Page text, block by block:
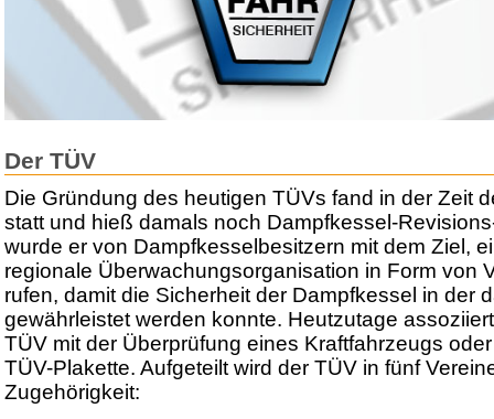
Der TÜV
Die Gründung des heutigen TÜVs fand in der Zeit
statt und hieß damals noch Dampfkessel-
wurde er von Dampfkesselbesitzern mit dem Ziel,
regionale Überwachungsorganisation in Form von
rufen, damit die Sicherheit der Dampfkessel in der
gewährleistet werden konnte. Heutzutage
TÜV mit der Überprüfung eines Kraftfahrzeugs
TÜV-Plakette. Aufgeteilt wird der TÜV in fünf
Zugehörigkeit: